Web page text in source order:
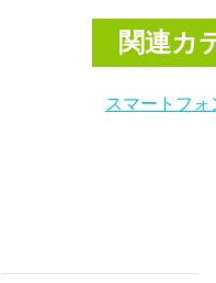
関連カ
スマートフ